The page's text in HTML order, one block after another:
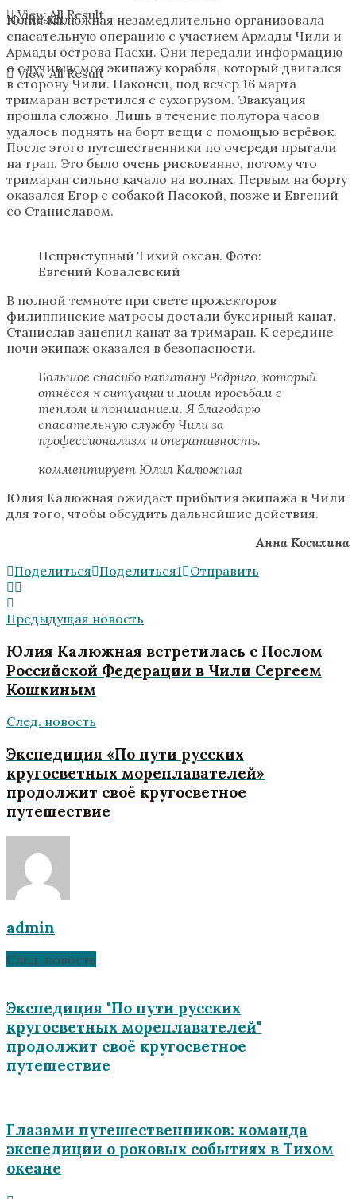
View All Result
No Result
View All Result
Юлия Калюжная незамедлительно организовала
спасательную операцию с участием Aрмады Чили и
Армады острова Пасхи. Они передали информацию
о случившемся экипажу корабля, который двигался
в сторону Чили. Наконец, под вечер 16 марта
тримаран встретился с сухогрузом. Эвакуация
прошла сложно. Лишь в течение полутора часов
удалось поднять на борт вещи с помощью верёвок.
После этого путешественники по очереди прыгали
на трап. Это было очень рискованно, потому что
тримаран сильно качало на волнах. Первым на борту
оказался Егор с собакой Пасокой, позже и Евгений
со Станиславом.
Неприступный Тихий океан. Фото:
Евгений Ковалевский
В полной темноте при свете прожекторов
филиппинские матросы достали буксирный канат.
Станислав зацепил канат за тримаран. К середине
ночи экипаж оказался в безопасности.
Большое спасибо капитану Родриго, который
отнёсся к ситуации и моим просьбам с
теплом и пониманием. Я благодарю
спасательную службу Чили за
профессионализм и оперативность.
комментирует Юлия Калюжная
Юлия Калюжная ожидает прибытия экипажа в Чили
для того, чтобы обсудить дальнейшие действия.
Анна Косихина
Поделиться Поделиться1 Отправить
Предыдущая новость
Юлия Калюжная встретилась с Послом
Российской Федерации в Чили Сергеем
Кошкиным
След. новость
Экспедиция «По пути русских
кругосветных мореплавателей»
продолжит своё кругосветное
путешествие
admin
След. новость
Экспедиция "По пути русских
кругосветных мореплавателей"
продолжит своё кругосветное
путешествие
Глазами путешественников: команда
экспедиции о роковых событиях в Тихом
океане